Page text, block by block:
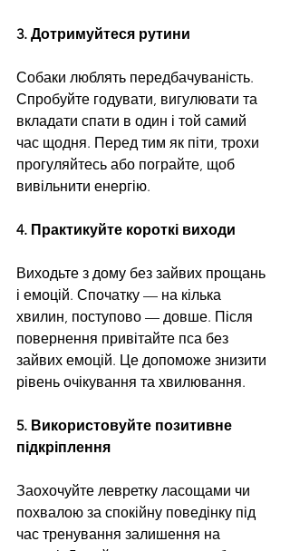
3. Дотримуйтеся рутини
Собаки люблять передбачуваність.
Спробуйте годувати, вигулювати та
вкладати спати в один і той самий
час щодня. Перед тим як піти, трохи
прогуляйтесь або пограйте, щоб
вивільнити енергію.
4. Практикуйте короткі виходи
Виходьте з дому без зайвих прощань
і емоцій. Спочатку — на кілька
хвилин, поступово — довше. Після
повернення привітайте пса без
зайвих емоцій. Це допоможе знизити
рівень очікування та хвилювання.
5. Використовуйте позитивне
підкріплення
Заохочуйте левретку ласощами чи
похвалою за спокійну поведінку під
час тренування залишення на